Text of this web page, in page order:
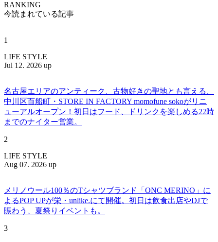
RANKING
今読まれている記事
1
LIFE STYLE
Jul 12. 2026 up
名古屋エリアのアンティーク、古物好きの聖地とも言える、
中川区百船町・STORE IN FACTORY momofune sokoがリニ
ューアルオープン！初日はフード、ドリンクを楽しめる22時
までのナイター営業。
2
LIFE STYLE
Aug 07. 2026 up
メリノウール100％のTシャツブランド「ONC MERINO」に
よるPOP UPが栄・unlike.にて開催。初日は飲食出店やDJで
賑わう、夏祭りイベントも。
3